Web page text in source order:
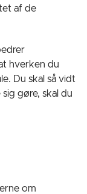
af de
hverken du
Du skal så vidt
gøre, skal du
om